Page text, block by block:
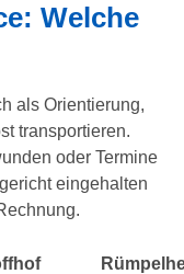
Welche
als Orientierung,
transportieren.
oder Termine
eingehalten